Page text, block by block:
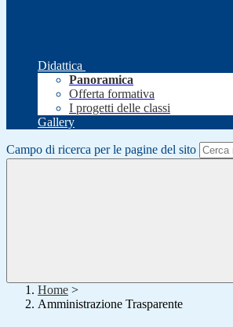
Didattica
Panoramica
Offerta formativa
I progetti delle classi
Gallery
Campo di ricerca per le pagine del sito
Home >
Amministrazione Trasparente